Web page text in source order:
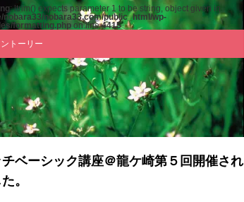
: ltrim() expects parameter 1 to be string, object given in
nobara33/nobara33.com/public_html/wp-
formatting.php on line4415
トーリー
ベーシック講座＠龍ケ崎第５回開催され
。